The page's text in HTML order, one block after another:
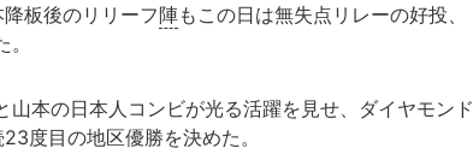
板後のリリーフ陣もこの日は無失点リレーの好投、
本の日本人コンビが光る活躍を見せ、ダイヤモンド
度目の地区優勝を決めた。